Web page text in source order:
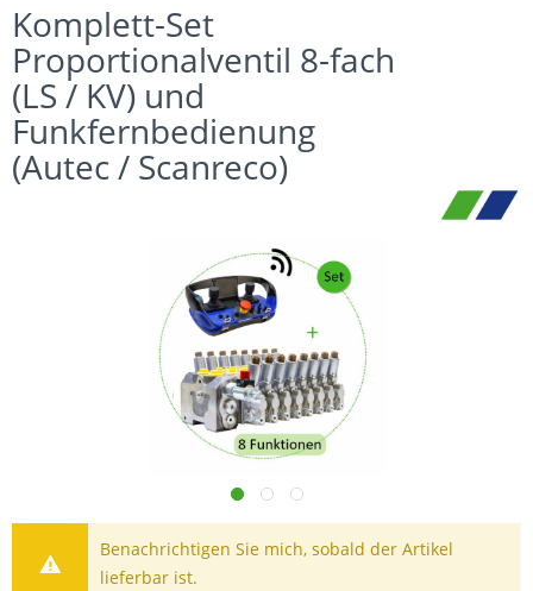
Komplett-Set
Proportionalventil 8-fach
(LS / KV) und
Funkfernbedienung
(Autec / Scanreco)
Benachrichtigen Sie mich, sobald der Artikel
lieferbar ist.